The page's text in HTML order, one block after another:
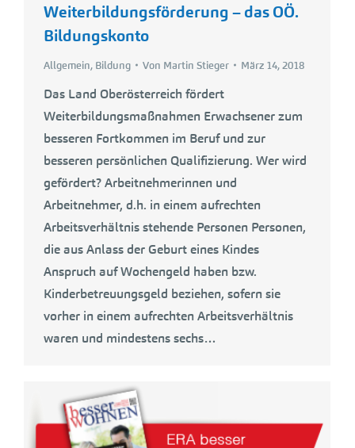
Weiterbildungsförderung – das OÖ.
Bildungskonto
Allgemein, Bildung Von Martin Stieger März 14, 2018
Das Land Oberösterreich fördert
Weiterbildungsmaßnahmen Erwachsener zum
besseren Fortkommen im Beruf und zur
besseren persönlichen Qualifizierung. Wer wird
gefördert? Arbeitnehmerinnen und
Arbeitnehmer, d.h. in einem aufrechten
Arbeitsverhältnis stehende Personen Personen,
die aus Anlass der Geburt eines Kindes
Anspruch auf Wochengeld haben bzw.
Kinderbetreuungsgeld beziehen, sofern sie
vorher in einem aufrechten Arbeitsverhältnis
waren und mindestens sechs…